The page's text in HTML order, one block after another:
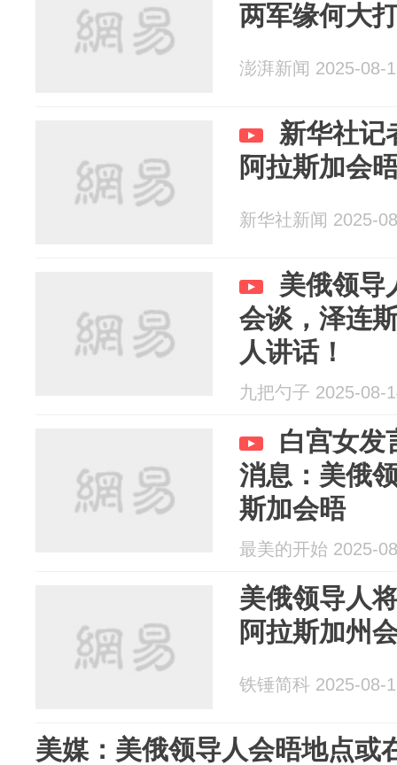
两军缘何大
澎湃新闻 2025-08-
新华社记
阿拉斯加会
新华社新闻 2025-
美俄领导
会谈，泽连
人讲话！
九把勺子 2025-08-
白宫女发
消息：美俄
斯加会晤
最美的开始 2025-
美俄领导人
阿拉斯加州
铁锤简科 2025-08-
美媒：美俄领导人会晤地点或